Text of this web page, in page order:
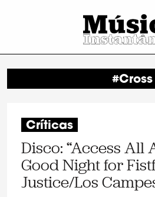
#Cross
Críticas
Disco: “Access All
Good Night for
Justice/Los